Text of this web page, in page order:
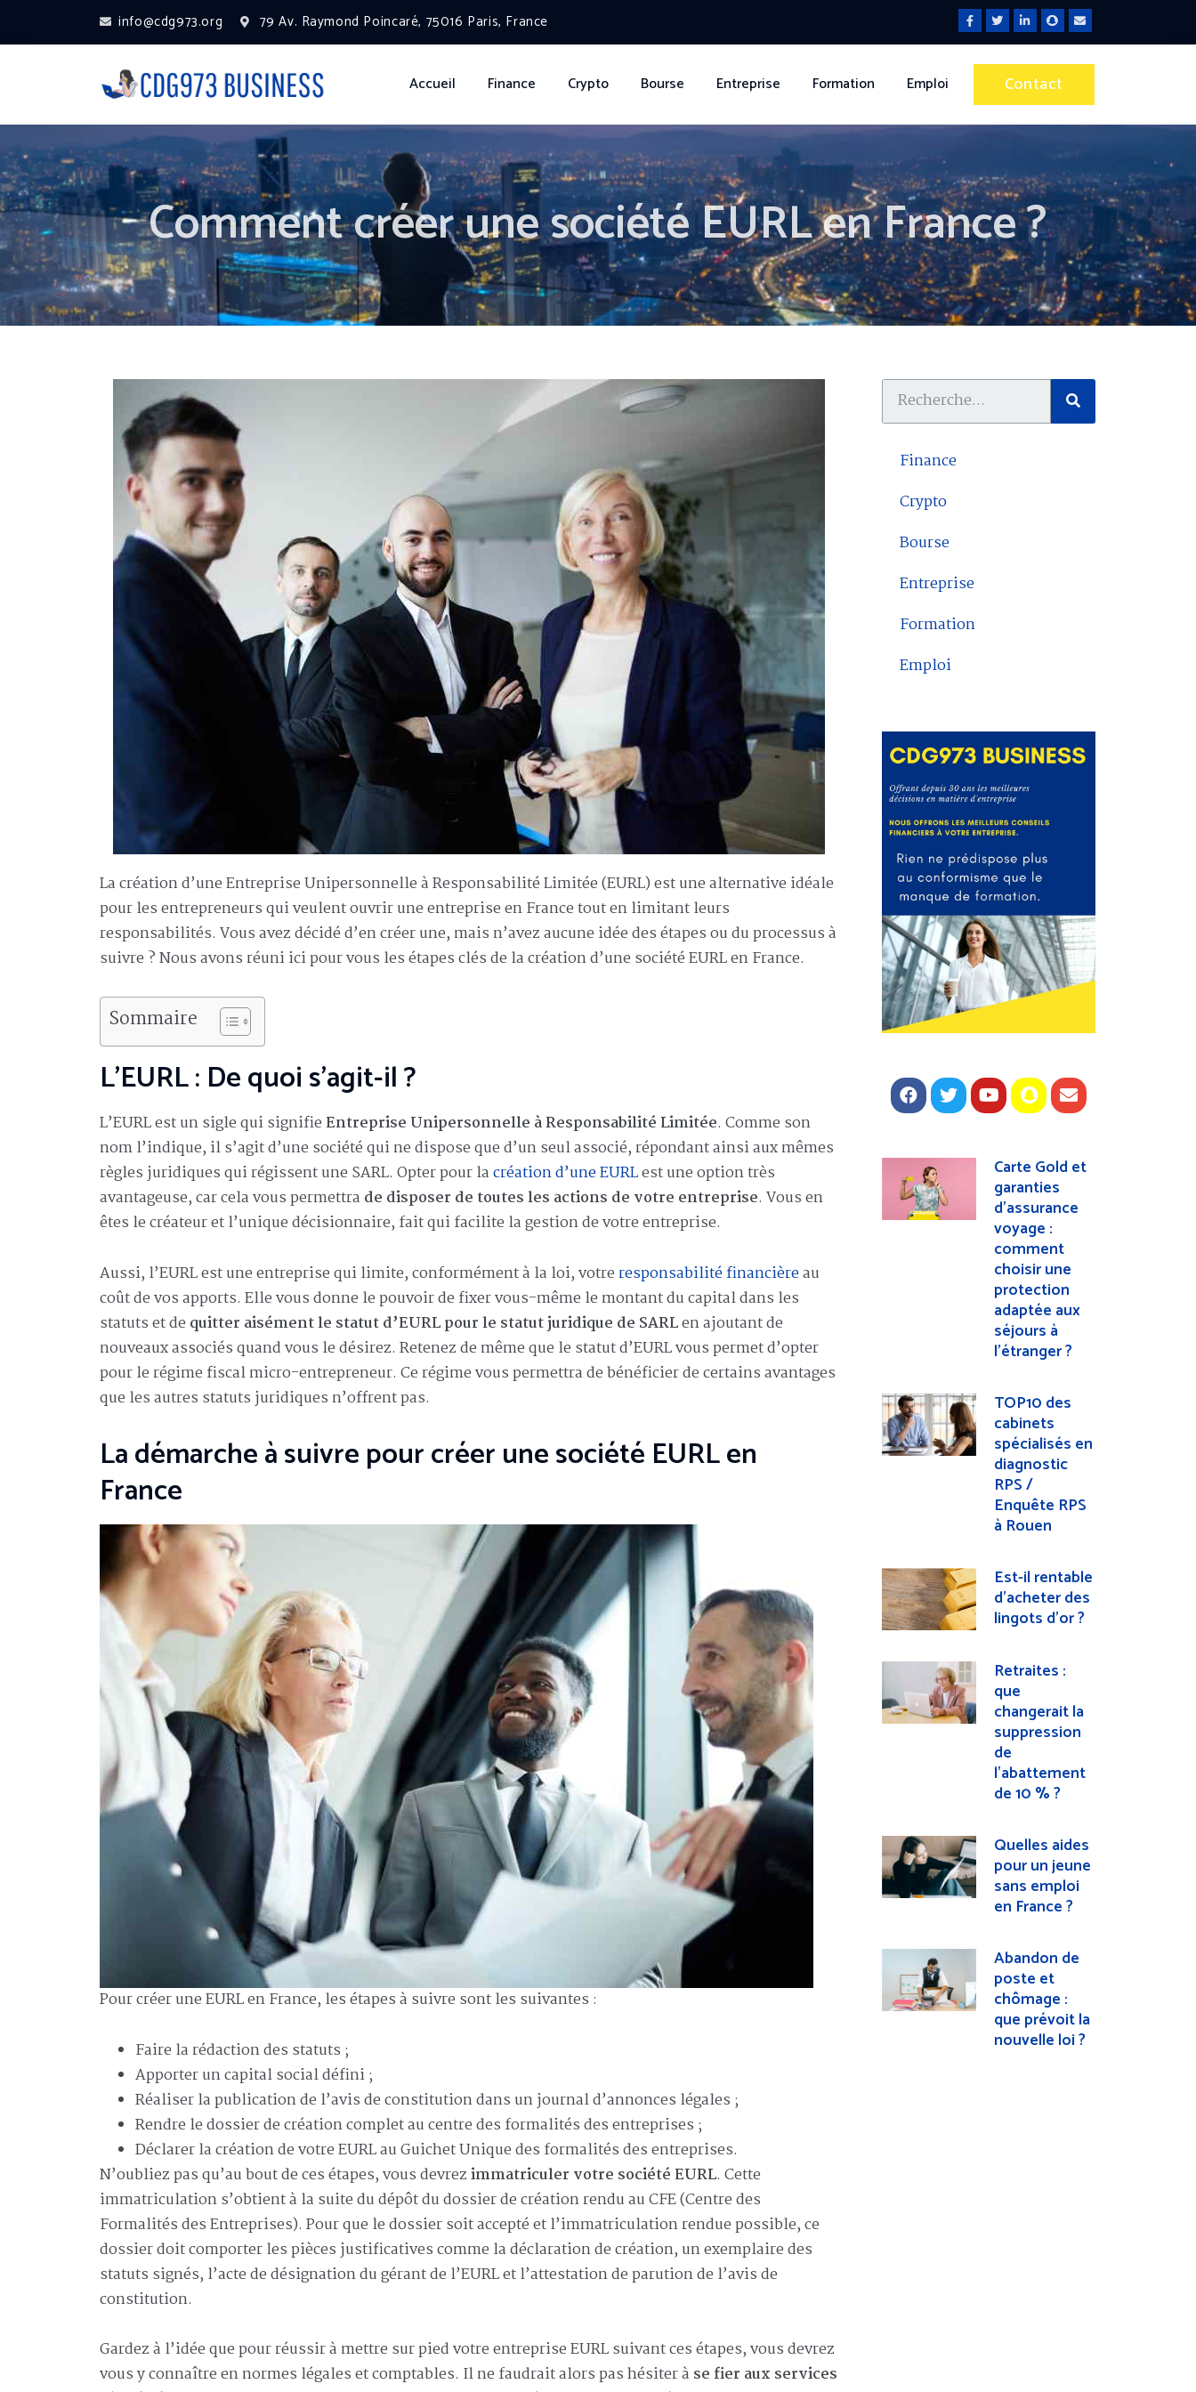
info@cdg973.org 79 Av. Raymond Poincaré, 75016 Paris, France
Accueil Finance Crypto Bourse Entreprise Formation Emploi Contact
Comment créer une société EURL en France ?
La création d’une Entreprise Unipersonnelle à Responsabilité Limitée (EURL) est une alternative idéale
pour les entrepreneurs qui veulent ouvrir une entreprise en France tout en limitant leurs
responsabilités. Vous avez décidé d’en créer une, mais n’avez aucune idée des étapes ou du processus à
suivre ? Nous avons réuni ici pour vous les étapes clés de la création d’une société EURL en France.
Sommaire
L’EURL : De quoi s’agit-il ?
L’EURL est un sigle qui signifie Entreprise Unipersonnelle à Responsabilité Limitée. Comme son
nom l’indique, il s’agit d’une société qui ne dispose que d’un seul associé, répondant ainsi aux mêmes
règles juridiques qui régissent une SARL. Opter pour lacréation d’une EURLest une option très
avantageuse, car cela vous permettra de disposer de toutes les actions de votre entreprise. Vous en
êtes le créateur et l’unique décisionnaire, fait qui facilite la gestion de votre entreprise.
Aussi, l’EURL est une entreprise qui limite, conformément à la loi, votreresponsabilité financièreau
coût de vos apports. Elle vous donne le pouvoir de fixer vous-même le montant du capital dans les
statuts et de quitter aisément le statut d’EURL pour le statut juridique de SARLen ajoutant de
nouveaux associés quand vous le désirez. Retenez de même que le statut d’EURL vous permet d’opter
pour le régime fiscal micro-entrepreneur. Ce régime vous permettra de bénéficier de certains avantages
que les autres statuts juridiques n’offrent pas.
La démarche à suivre pour créer une société EURL en
France
Pour créer une EURL en France, les étapes à suivre sont les suivantes :
Faire la rédaction des statuts ;
Apporter un capital social défini ;
Réaliser la publication de l’avis de constitution dans un journal d’annonces légales ;
Rendre le dossier de création complet au centre des formalités des entreprises ;
Déclarer la création de votre EURL au Guichet Unique des formalités des entreprises.
N’oubliez pas qu’au bout de ces étapes, vous devrezimmatriculer votre société EURL. Cette
immatriculation s’obtient à la suite du dépôt du dossier de création rendu au CFE (Centre des
Formalités des Entreprises). Pour que le dossier soit accepté et l’immatriculation rendue possible, ce
dossier doit comporter les pièces justificatives comme la déclaration de création, un exemplaire des
statuts signés, l’acte de désignation du gérant de l’EURL et l’attestation de parution de l’avis de
constitution.
Gardez à l’idée que pour réussir à mettre sur pied votre entreprise EURL suivant ces étapes, vous devrez
vous y connaître en normes légales et comptables. Il ne faudrait alors pas hésiter à se fier aux services
Finance
Crypto
Bourse
Entreprise
Formation
Emploi
Carte Gold et
garanties
d’assurance
voyage :
comment
choisir une
protection
adaptée aux
séjours à
l’étranger ?
TOP10 des
cabinets
spécialisés en
diagnostic
RPS /
Enquête RPS
à Rouen
Est-il rentable
d’acheter des
lingots d’or ?
Retraites :
que
changerait la
suppression
de
l’abattement
de 10 % ?
Quelles aides
pour un jeune
sans emploi
en France ?
Abandon de
poste et
chômage :
que prévoit la
nouvelle loi ?